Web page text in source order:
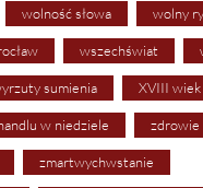
wolność słowa wolny
wszechświat
sumienia XVIII wiek
w niedziele zdrowie
zmartwychwstanie